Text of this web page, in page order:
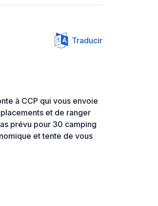
Traducir
à CCP qui vous envoie
et de ranger
prévu pour 30 camping
et tente de vous